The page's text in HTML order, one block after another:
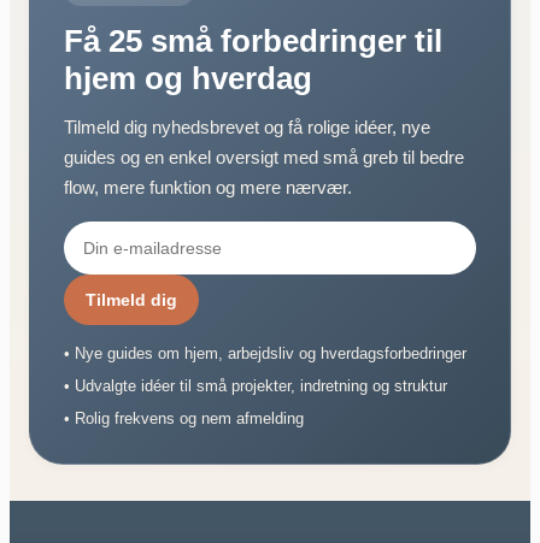
Få 25 små forbedringer til
hjem og hverdag
Tilmeld dig nyhedsbrevet og få rolige idéer, nye
guides og en enkel oversigt med små greb til bedre
flow, mere funktion og mere nærvær.
Tilmeld dig
• Nye guides om hjem, arbejdsliv og hverdagsforbedringer
• Udvalgte idéer til små projekter, indretning og struktur
• Rolig frekvens og nem afmelding